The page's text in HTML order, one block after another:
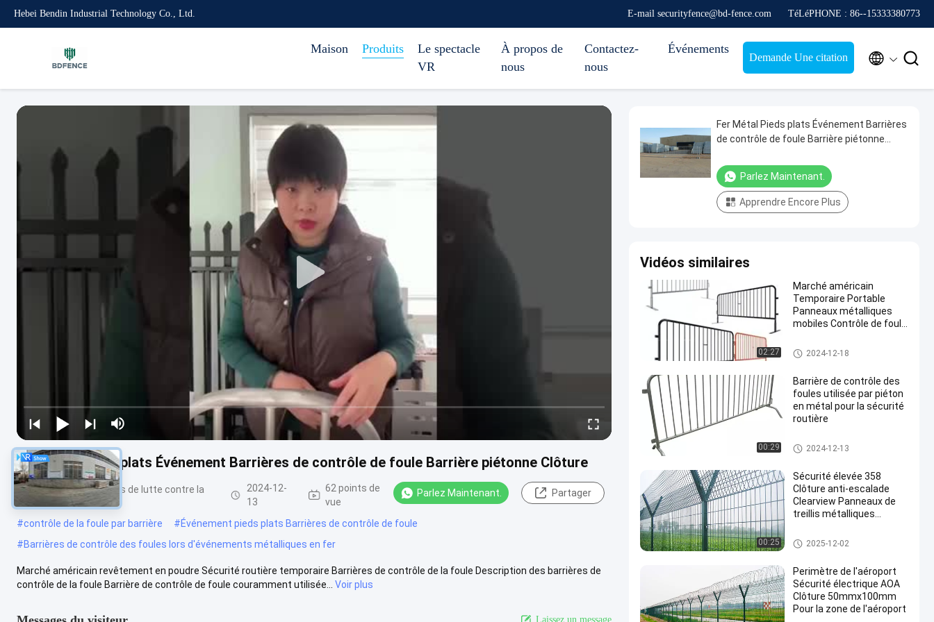
Hebei Bendin Industrial Technology Co., Ltd. E-mail securityfence@bd-fence.com TéLéPHONE : 86--15333380773
Maison Produits
Le spectacle
VR
À propos de
nous
Contactez-
nous
Événements
Demande Une citation  
Fer Métal Pieds plats Événement Barrières de contrôle de foule Barrière piétonne Clôture
Barrières métalliques de lutte contre la
foule
2024-12-
13
62 points de
vue
Parlez Maintenant. Partager
#contrôle de la foule par barrière #Événement pieds plats Barrières de contrôle de foule
#Barrières de contrôle des foules lors d'événements métalliques en fer
Marché américain revêtement en poudre Sécurité routière temporaire Barrières de contrôle de la foule Description des barrières de
contrôle de la foule Barrière de contrôle de foule couramment utilisée...
Voir plus
Laissez un message
Fer Métal Pieds plats Événement Barrières
de contrôle de foule Barrière piétonne
Parlez Maintenant.
Apprendre Encore Plus
Vidéos similaires
02:27
Marché américain
Temporaire Portable
Panneaux métalliques
mobiles Contrôle de foule
d'événement Clôture à
vendre
Barrières métalliques de lutte
contre la foule
2024-12-18
00:29
Barrière de contrôle des
foules utilisée par piéton
en métal pour la sécurité
routière
Barrières métalliques de lutte
contre la foule
2024-12-13
00:25
Sécurité élevée 358
Clôture anti-escalade
Clearview Panneaux de
treillis métalliques
La clôture AOA
2025-12-02
Perimètre de l'aéroport
Sécurité électrique AOA
Clôture 50mmx100mm
Pour la zone de l'aéroport